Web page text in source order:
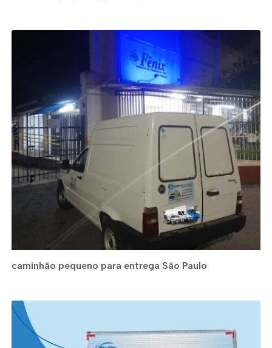
caminhão pequeno para entrega São Paulo